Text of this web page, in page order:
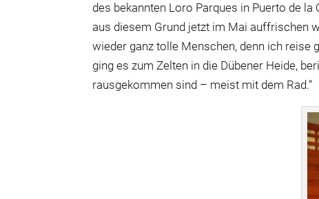
des bekannten Loro Parques in Puerto de
aus diesem Grund jetzt im Mai auffrischen
wieder ganz tolle Menschen, denn ich reise
ging es zum Zelten in die Dübener Heide,
rausgekommen sind – meist mit dem Rad.“